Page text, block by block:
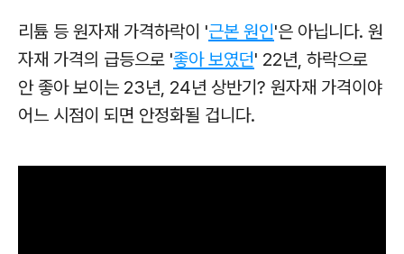
리튬 등 원자재 가격하락이 '근본 원인'은 아닙니다. 원
자재 가격의 급등으로 '좋아 보였던' 22년, 하락으로
안 좋아 보이는 23년, 24년 상반기? 원자재 가격이야
어느 시점이 되면 안정화될 겁니다.